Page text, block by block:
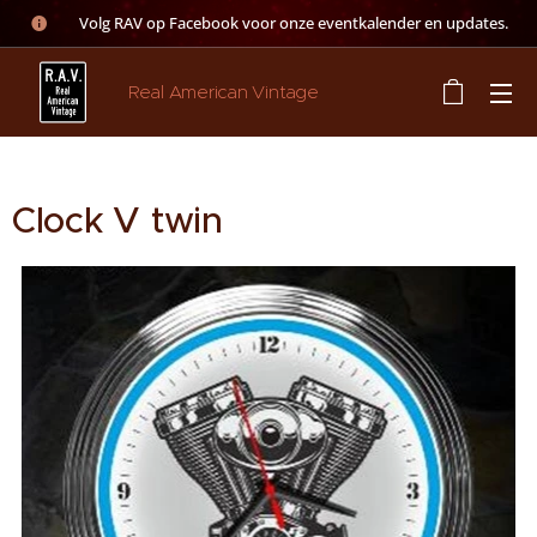
👉 Volg RAV op Facebook voor onze eventkalender en updates.
Real American Vintage
Clock V twin